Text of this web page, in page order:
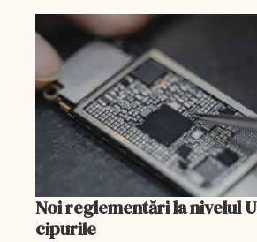
să propulseze avansul...
Noi reglementări la nivelul
cipurile